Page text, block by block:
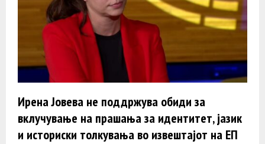
Ирена Јовева не поддржува обиди за
вклучување на прашања за идентитет, јазик
и историски толкувања во извештајот на ЕП